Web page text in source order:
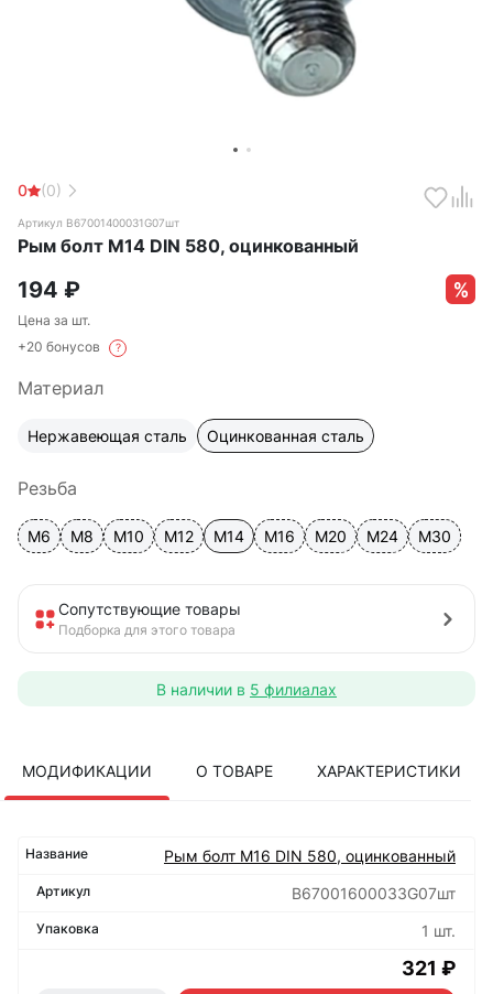
0 (0)
Артикул B67001400031G07шт
Рым болт М14 DIN 580, оцинкованный
194 ₽
Цена за шт.
+20 бонусов
?
Материал
Нержавеющая сталь Оцинкованная сталь
Резьба
М6 М8 М10 М12 М14 М16 М20 М24 М30
Сопутствующие товары
Подборка для этого товара
В наличии в 5 филиалах
МОДИФИКАЦИИ О ТОВАРЕ ХАРАКТЕРИСТИКИ
Рым болт М16 DIN 580, оцинкованный
B67001600033G07шт
1 шт.
321 ₽